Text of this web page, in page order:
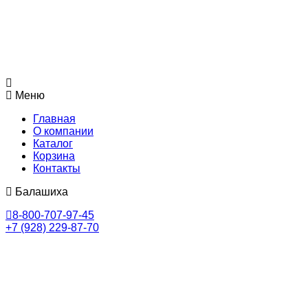
Меню
Главная
О компании
Каталог
Корзина
Контакты
Балашиха
8-800-707-97-45
+7 (928) 229-87-70